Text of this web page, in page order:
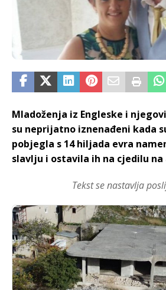
Mladoženja iz Engleske i
su neprijatno iznenađeni kada
pobjegla s 14 hiljada evra
slavlju i ostavila ih na cjedilu
Tekst se nastavlja